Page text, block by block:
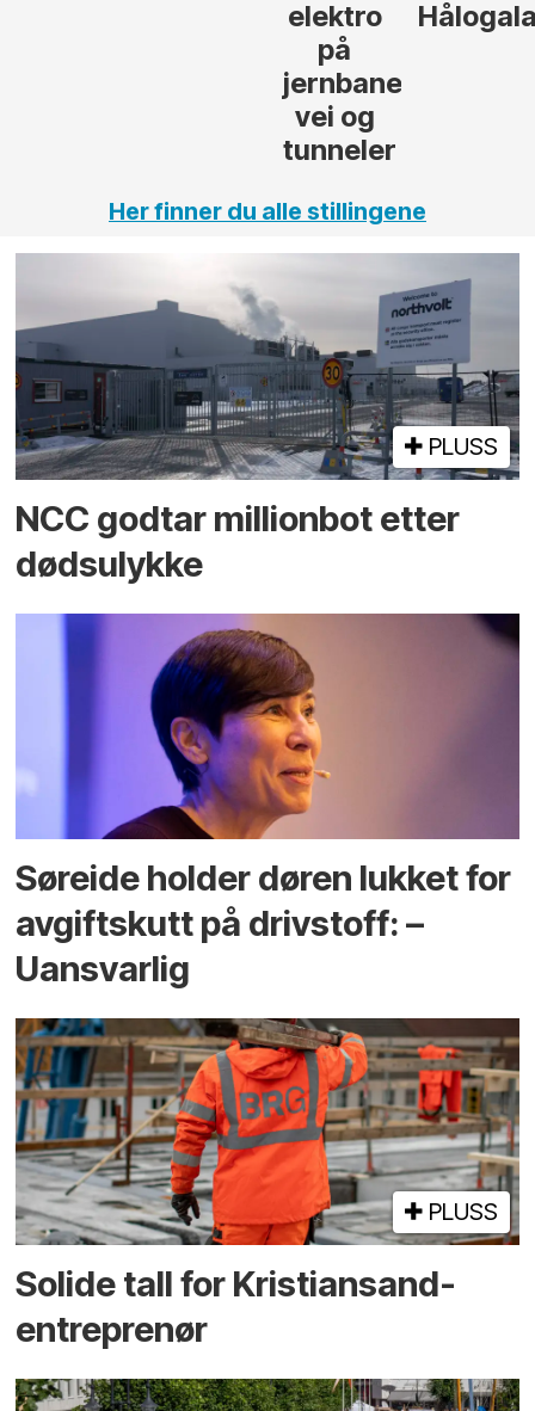
Her finner du alle stillingene
PLUSS
NCC godtar millionbot etter
dødsulykke
Søreide holder døren lukket for
avgiftskutt på drivstoff: –
Uansvarlig
PLUSS
Solide tall for Kristiansand-
entreprenør